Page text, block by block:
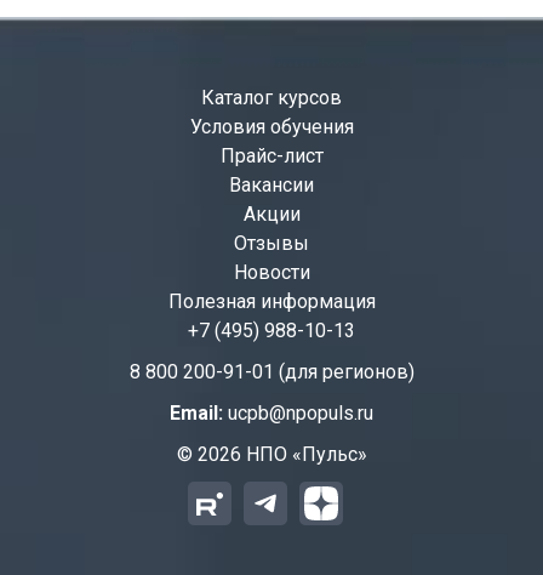
Каталог курсов
Условия обучения
Прайс-лист
Вакансии
Акции
Отзывы
Новости
Полезная информация
+7 (495) 988-10-13
8 800 200-91-01 (для регионов)
Email: ucpb@npopuls.ru
© 2026 НПО «Пульс»